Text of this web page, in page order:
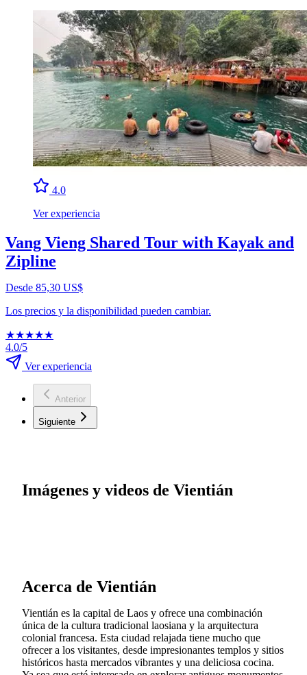
4.0
Ver experiencia
Vang Vieng Shared Tour with Kayak and
Zipline
Desde 85,30 US$
Los precios y la disponibilidad pueden cambiar.
★★★★★
4.0/5
Ver experiencia
Anterior
Siguiente
Imágenes y videos de Vientián
Acerca de Vientián
Vientián es la capital de Laos y ofrece una combinación
única de la cultura tradicional laosiana y la arquitectura
colonial francesa. Esta ciudad relajada tiene mucho que
ofrecer a los visitantes, desde impresionantes templos y sitios
históricos hasta mercados vibrantes y una deliciosa cocina.